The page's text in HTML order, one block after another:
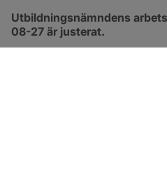
Utbildningsnämndens
08-27 är justerat.